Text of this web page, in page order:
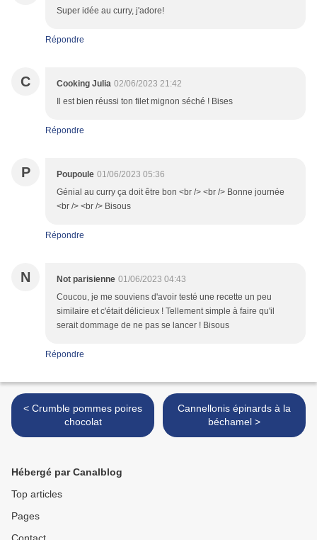
Super idée au curry, j'adore!
Répondre
C Cooking Julia 02/06/2023 21:42
Il est bien réussi ton filet mignon séché ! Bises
Répondre
P Poupoule 01/06/2023 05:36
Génial au curry ça doit être bon <br /> <br /> Bonne journée
<br /> <br /> Bisous
Répondre
N Not parisienne 01/06/2023 04:43
Coucou, je me souviens d'avoir testé une recette un peu
similaire et c'était délicieux ! Tellement simple à faire qu'il
serait dommage de ne pas se lancer ! Bisous
Répondre
< Crumble pommes poires
chocolat
Cannellonis épinards à la
béchamel >
Hébergé par Canalblog
Top articles
Pages